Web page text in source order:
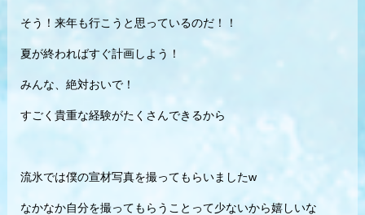
そう！来年も行こうと思っているのだ！！
夏が終わればすぐ計画しよう！
みんな、絶対おいで！
すごく貴重な経験がたくさんできるから
流氷では僕の宣材写真を撮ってもらいましたw
なかなか自分を撮ってもらうことって少ないから嬉しいな